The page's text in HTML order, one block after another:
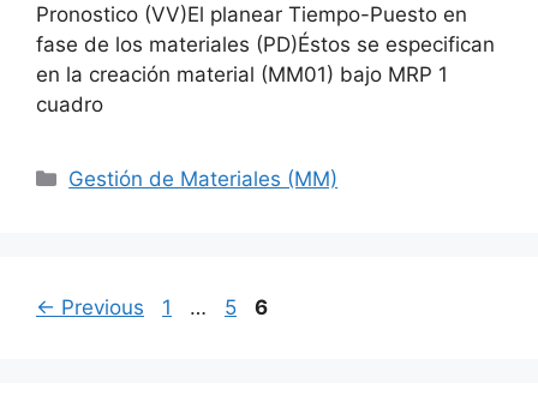
Pronostico (VV)El planear Tiempo-Puesto en
fase de los materiales (PD)Éstos se especifican
en la creación material (MM01) bajo MRP 1
cuadro
Categories
Gestión de Materiales (MM)
← Previous Page
1 … Page
5 Page
6